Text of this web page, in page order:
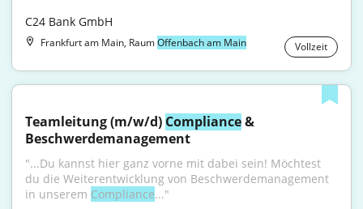
C24 Bank GmbH
Frankfurt am Main, RaumOffenbach am Main Vollzeit
Teamleitung (m/w/d) Compliance &
Beschwerdemanagement
"...Du kannst hier ganz vorne mit dabei sein! Möchtest
du die Weiterentwicklung von Beschwerdemanagement
in unserem Compliance..."